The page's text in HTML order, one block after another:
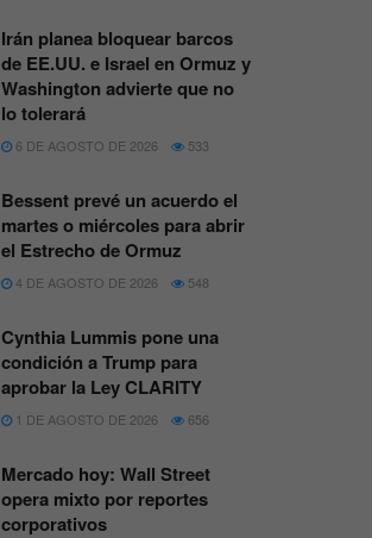
Irán planea bloquear barcos
de EE.UU. e Israel en Ormuz y
Washington advierte que no
lo tolerará
6 DE AGOSTO DE 2026 533
Bessent prevé un acuerdo el
martes o miércoles para abrir
el Estrecho de Ormuz
4 DE AGOSTO DE 2026 548
Cynthia Lummis pone una
condición a Trump para
aprobar la Ley CLARITY
1 DE AGOSTO DE 2026 656
Mercado hoy: Wall Street
opera mixto por reportes
corporativos